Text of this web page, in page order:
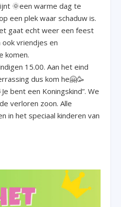
🌞een warme dag te
een plek waar schaduw is.
gaat echt weer een feest
vriendjes en
komen.
15.00. Aan het eind
dus kom he🤗🥳
bent een Koningskind”. We
verloren zoon. Alle
in het speciaal kinderen van